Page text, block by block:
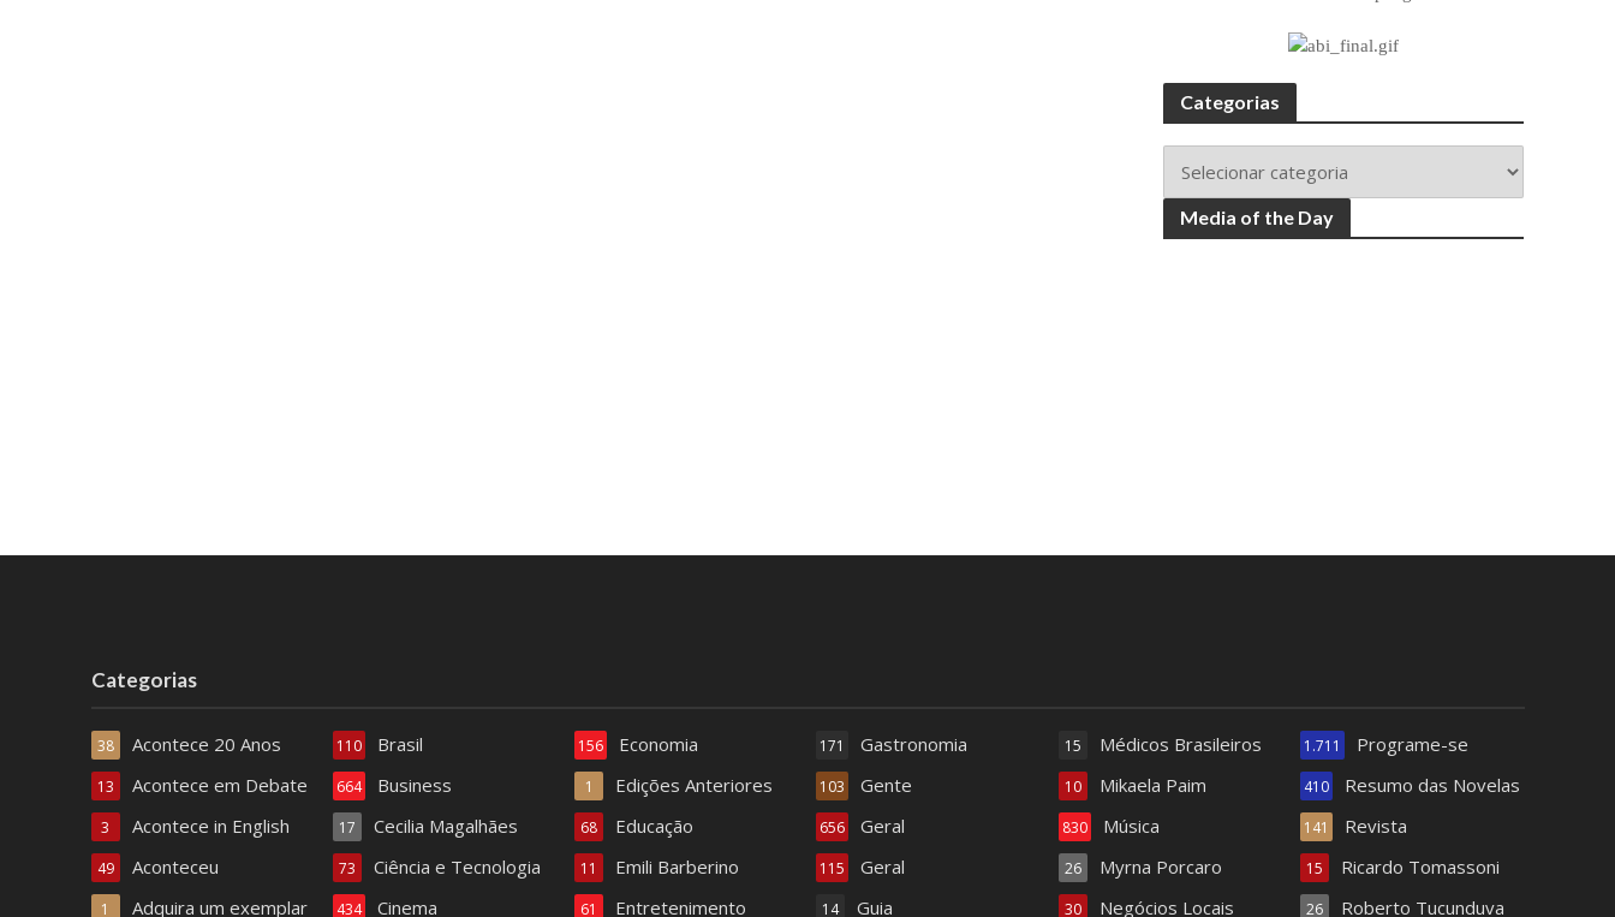
Categorias
Media of the Day
Categorias
Acontece 20 Anos
38
Acontece em Debate
13
Acontece in English
3
Aconteceu
49
Adquira um exemplar
1
Brasil
110
Business
664
Cecilia Magalhães
17
Ciência e Tecnologia
73
Cinema
434
Economia
156
Edições Anteriores
1
Educação
68
Emili Barberino
11
Entretenimento
61
Gastronomia
171
Gente
103
Geral
656
Geral
115
Guia
14
Médicos Brasileiros
15
Mikaela Paim
10
Música
830
Myrna Porcaro
26
Negócios Locais
30
Programe-se
1.711
Resumo das Novelas
410
Revista
141
Ricardo Tomassoni
15
Roberto Tucunduva
26